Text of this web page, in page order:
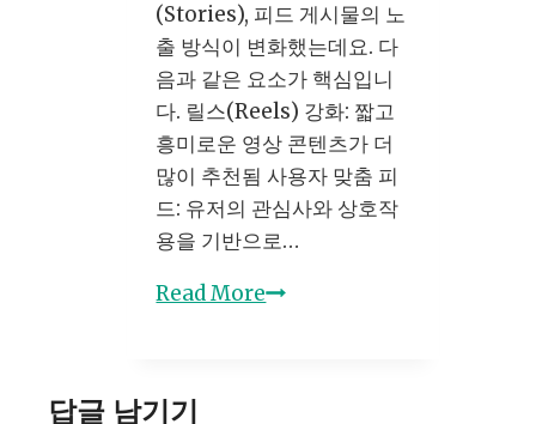
완
벽
가
이
드
(Stories), 피드 게시물의 노
출 방식이 변화했는데요. 다
음과 같은 요소가 핵심입니
다. 릴스(Reels) 강화: 짧고
흥미로운 영상 콘텐츠가 더
많이 추천됨 사용자 맞춤 피
드: 유저의 관심사와 상호작
용을 기반으로…
Read More2025
답글 남기기